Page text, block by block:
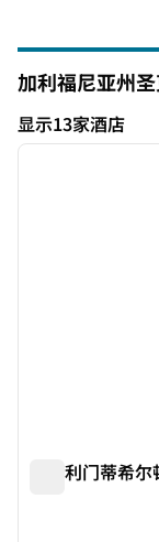
加利福尼亚州
显示13家酒店
显示13家酒店
1/12
圣克利门蒂希